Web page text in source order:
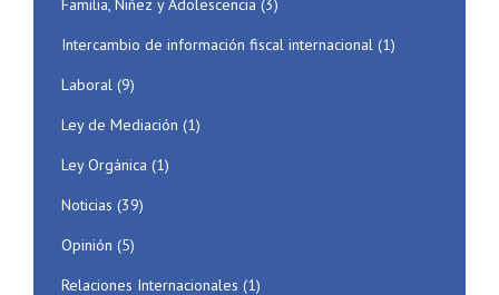
Familia, Niñez y Adolescencia (3)
Intercambio de información fiscal internacional (1)
Laboral (9)
Ley de Mediación (1)
Ley Orgánica (1)
Noticias (39)
Opinión (5)
Relaciones Internacionales (1)